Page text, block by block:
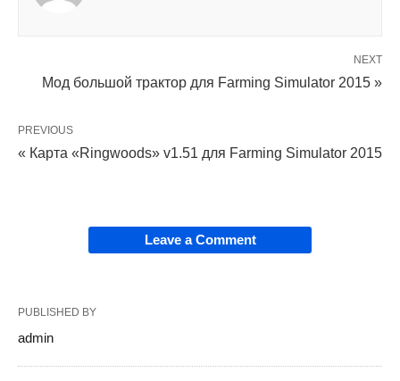
NEXT
Мод большой трактор для Farming Simulator 2015 »
PREVIOUS
« Карта «Ringwoods» v1.51 для Farming Simulator 2015
Leave a Comment
PUBLISHED BY
admin